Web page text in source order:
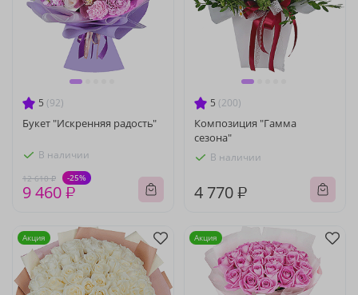
5 (92)
Букет "Искренняя радость"
В наличии
12 610 ₽ -25%
9 460 ₽
5 (200)
Композиция "Гамма
сезона"
В наличии
4 770 ₽
Акция Акция